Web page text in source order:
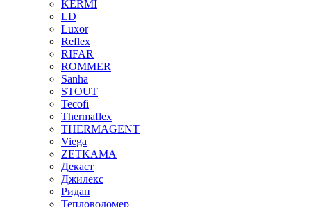
KERMI
LD
Luxor
Reflex
RIFAR
ROMMER
Sanha
STOUT
Tecofi
Thermaflex
THERMAGENT
Viega
ZETKAMA
Декаст
Джилекс
Ридан
Тепловодомер